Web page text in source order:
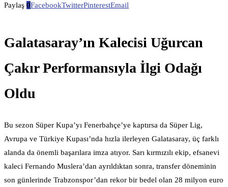
Paylaş 0FacebookTwitterPinterestEmail
Galatasaray’ın Kalecisi Uğurcan
Çakır Performansıyla İlgi Odağı
Oldu
Bu sezon Süper Kupa’yı Fenerbahçe’ye kaptırsa da Süper Lig,
Avrupa ve Türkiye Kupası’nda hızla ilerleyen Galatasaray, üç farklı
alanda da önemli başarılara imza atıyor. Sarı kırmızılı ekip, efsanevi
kaleci Fernando Muslera’dan ayrıldıktan sonra, transfer döneminin
son günlerinde Trabzonspor’dan rekor bir bedel olan 28 milyon euro